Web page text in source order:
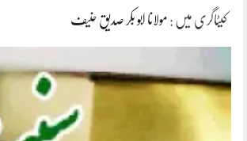
کیٹاگری میں : مولانا ابو بکر صدیق حنیف